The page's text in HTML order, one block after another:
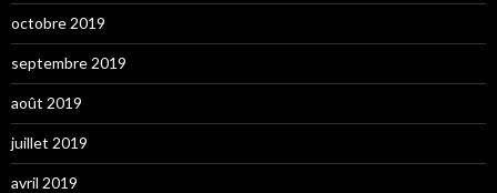
octobre 2019
septembre 2019
août 2019
juillet 2019
avril 2019